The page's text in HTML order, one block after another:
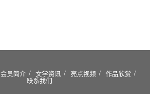
会员简介 文学资讯 亮点视频 作品欣赏
联系我们